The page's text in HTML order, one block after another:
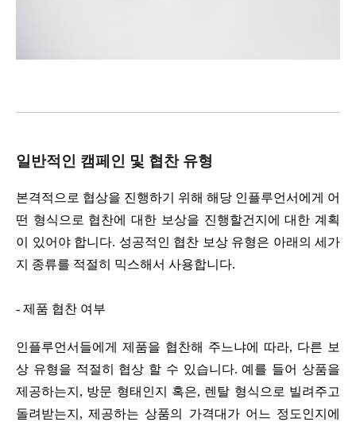
일반적인 캠페인 및 협찬 유형
본격적으로 협상을 진행하기 위해 해당 인플루언서에게 어
떤 형식으로 협찬에 대한 보상을 진행할건지에 대한 계획
이 있어야 합니다. 성공적인 협찬 보상 유형은 아래의 세가
지 종류를 적절히 믹스해서 사용합니다.
- 제품 협찬 여부
인플루언서들에게 제품을 협찬해 주느냐에 따라, 다른 보
상 유형을 적절히 협상 할 수 있습니다. 예를 들어 상품을
제공하는지, 방문 형태인지 혹은, 렌탈 형식으로 빌려주고
돌려받는지, 제공하는 상품의 가격대가 어느 정도인지에